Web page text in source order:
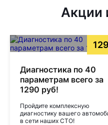
Акции
Диагностика по 40
параметрам всего за
1290 руб!
Пройдите комплексную
диагностику вашего
в сети наших СТО!